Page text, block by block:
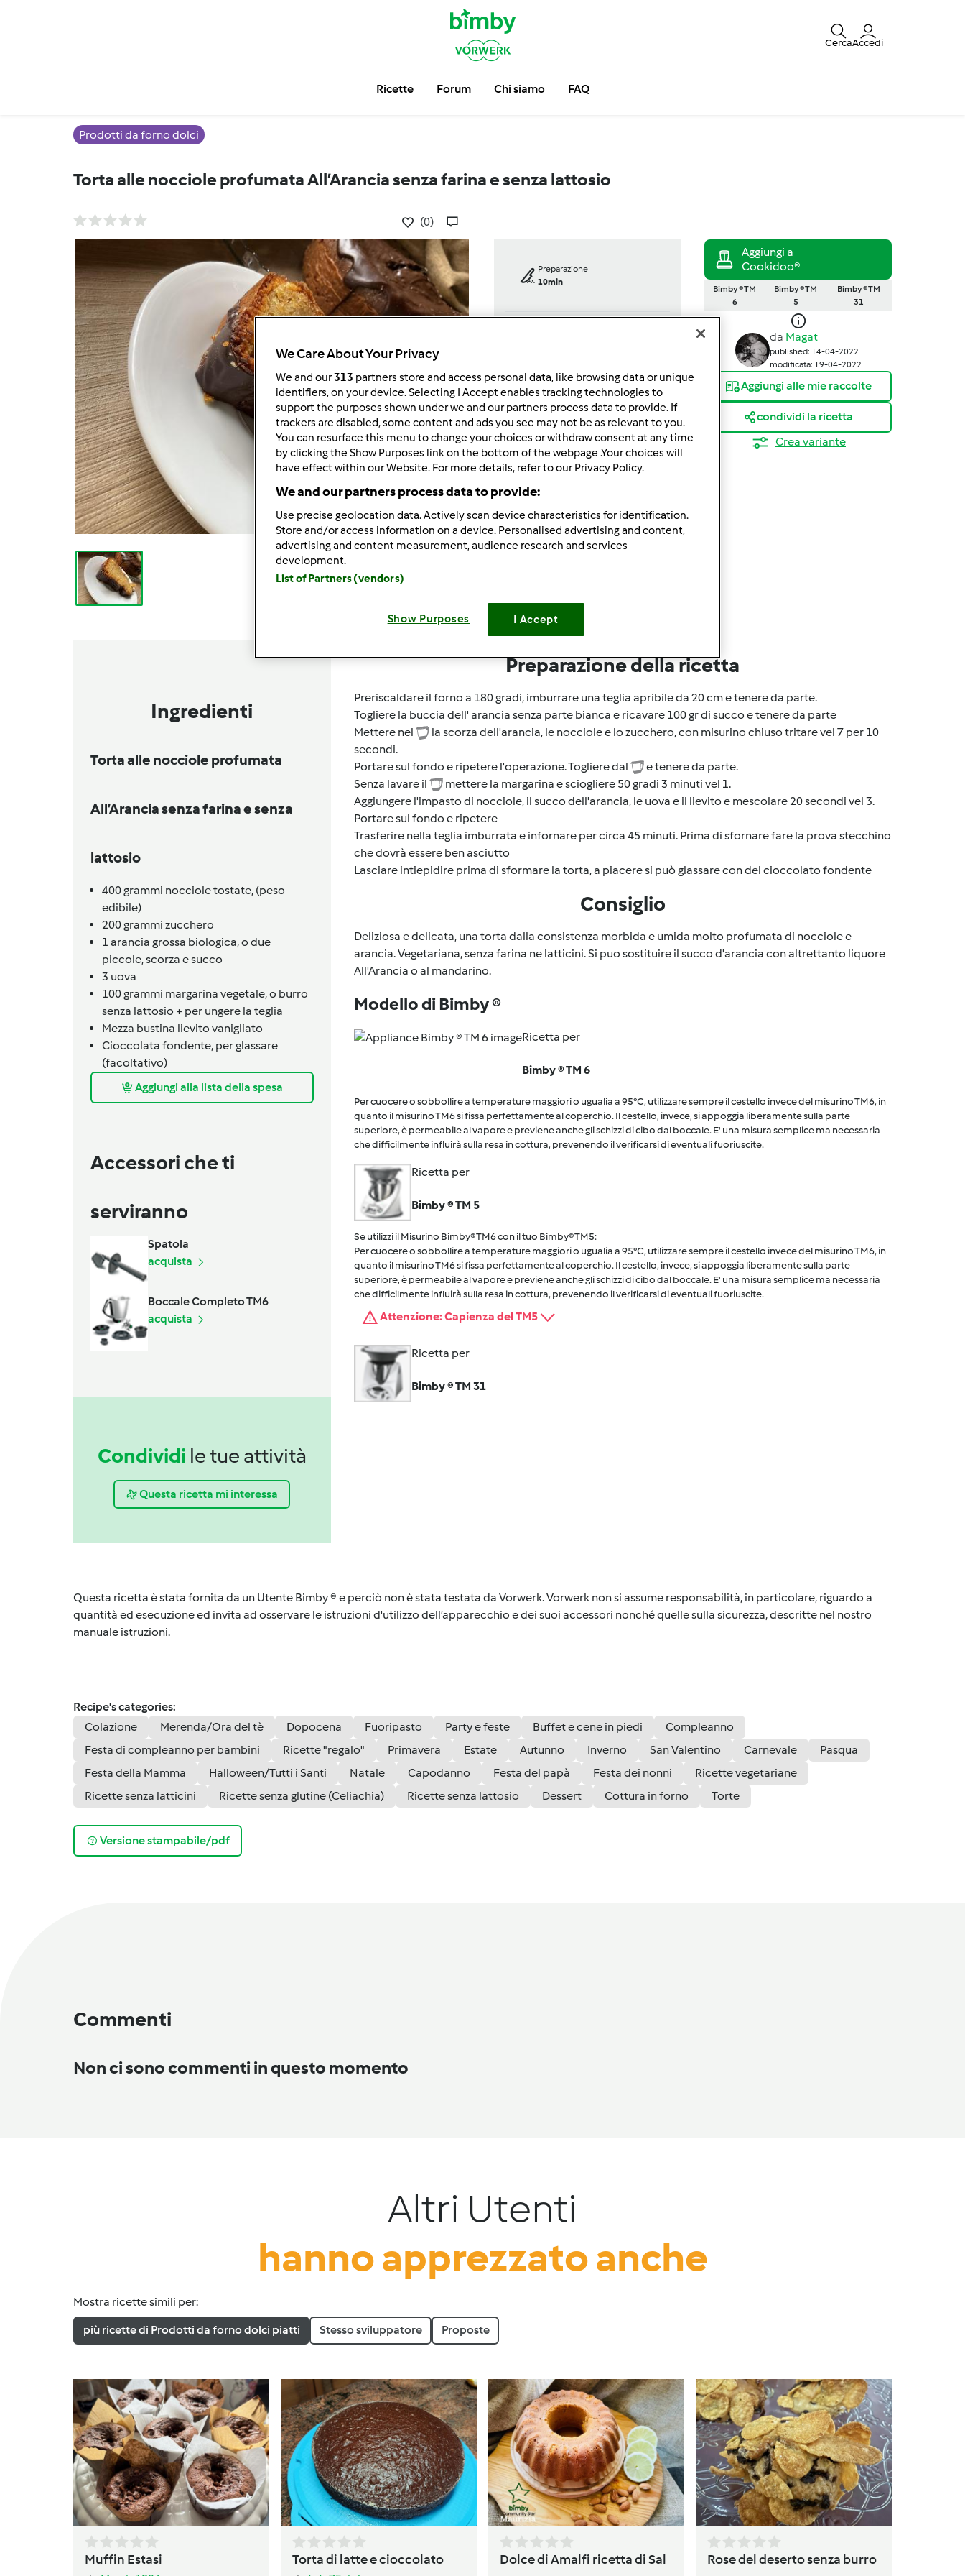
CercaAccedi
Ricette Forum Chi siamo FAQ
Prodotti da forno dolci
Torta alle nocciole profumata All’Arancia senza farina e senza lattosio
(0)
Preparazione
10min
porzione/porzioni
8 fetta/fette
Bimby ® TM
6
Bimby ® TM
5
Bimby ® TM
31
da Magat
published: 14-04-2022
modificata: 19-04-2022
Aggiungi alle mie raccolte
condividi la ricetta
Crea variante
Ingredienti
Torta alle nocciole profumata
All’Arancia senza farina e senza
lattosio
400grammi nocciole tostate, (peso
edibile)
200grammi zucchero
1 arancia grossa biologica,o due
piccole, scorza e succo
3 uova
100grammi margarina vegetale,o burro
senza lattosio + per ungere la teglia
Mezza bustina lievito vanigliato
Cioccolata fondente, per glassare
(facoltativo)
Aggiungi alla lista della spesa
Accessori che ti
serviranno
Spatola
acquista
Boccale Completo TM6
acquista
Condividi le tue attività
Questa ricetta mi interessa
Preparazione della ricetta
Preriscaldare il forno a 180 gradi, imburrare una teglia apribile da 20 cm e tenere da parte.
Togliere la buccia dell' arancia senza parte bianca e ricavare 100 gr di succo e tenere da parte
Mettere nel
la scorza dell'arancia, le nocciole e lo zucchero, con misurino chiuso tritare vel 7 per 10
secondi.
Portare sul fondo e ripetere l'operazione. Togliere dal
e tenere da parte.
Senza lavare il
mettere la margarina e sciogliere 50 gradi 3 minuti vel 1.
Aggiungere l'impasto di nocciole, il succo dell'arancia, le uova e il lievito e mescolare 20 secondi vel 3.
Portare sul fondo e ripetere
Trasferire nella teglia imburrata e infornare per circa 45 minuti. Prima di sfornare fare la prova stecchino
che dovrà essere ben asciutto
Lasciare intiepidire prima di sformare la torta, a piacere si può glassare con del cioccolato fondente
Consiglio
Deliziosa e delicata, una torta dalla consistenza morbida e umida molto profumata di nocciole e
arancia. Vegetariana, senza farina ne latticini. Si puo sostituire il succo d'arancia con altrettanto liquore
All'Arancia o al mandarino.
Modello di Bimby ®
Ricetta per
Bimby ® TM 6
Per cuocere o sobbollire a temperature maggiori o ugualia a 95°C, utilizzare sempre il cestello invece del misurino TM6, in
quanto il misurino TM6 si fissa perfettamente al coperchio. Il cestello, invece, si appoggia liberamente sulla parte
superiore, è permeabile al vapore e previene anche gli schizzi di cibo dal boccale. E' una misura semplice ma necessaria
che difficilmente influirà sulla resa in cottura, prevenendo il verificarsi di eventuali fuoriuscite.
Ricetta per
Bimby ® TM 5
Se utilizzi il Misurino Bimby® TM6 con il tuo Bimby® TM5:
Per cuocere o sobbollire a temperature maggiori o ugualia a 95°C, utilizzare sempre il cestello invece del misurino TM6, in
quanto il misurino TM6 si fissa perfettamente al coperchio. Il cestello, invece, si appoggia liberamente sulla parte
superiore, è permeabile al vapore e previene anche gli schizzi di cibo dal boccale. E' una misura semplice ma necessaria
che difficilmente influirà sulla resa in cottura, prevenendo il verificarsi di eventuali fuoriuscite.
Attenzione: Capienza del TM5
Ricetta per
Bimby ® TM 31
Questa ricetta è stata fornita da un Utente Bimby ® e perciò non è stata testata da Vorwerk. Vorwerk non si assume responsabilità, in particolare, riguardo a
quantità ed esecuzione ed invita ad osservare le istruzioni d'utilizzo dell’apparecchio e dei suoi accessori nonché quelle sulla sicurezza, descritte nel nostro
manuale istruzioni.
Recipe's categories:
Colazione
Merenda/Ora del tè Dopocena Fuoripasto Party e feste Buffet e cene in piedi
Compleanno
Festa di compleanno per bambini
Ricette "regalo" Primavera Estate Autunno Inverno San Valentino Carnevale
Pasqua
Festa della Mamma
Halloween/Tutti i Santi Natale Capodanno Festa del papà Festa dei nonni
Ricette vegetariane
Ricette senza latticini
Ricette senza glutine (Celiachia) Ricette senza lattosio Dessert Cottura in forno Torte
Versione stampabile/pdf
Commenti
Non ci sono commenti in questo momento
Altri Utenti
hanno apprezzato anche
Mostra ricette simili per:
più ricette di Prodotti da forno dolci piatti Stesso sviluppatore Proposte
Muffin Estasi Torta di latte e cioccolato
Dolce di Amalfi ricetta di Sal
Rose del deserto senza burro
We Care About Your Privacy
We and our313 partners store and access personal data, like browsing data or unique
identifiers, on your device. Selecting I Accept enables tracking technologies to
support the purposes shown under we and our partners process data to provide. If
trackers are disabled, some content and ads you see may not be as relevant to you.
You can resurface this menu to change your choices or withdraw consent at any time
by clicking the Show Purposes link on the bottom of the webpage .Your choices will
have effect within our Website. For more details, refer to our Privacy Policy.
We and our partners process data to provide:
Use precise geolocation data. Actively scan device characteristics for identification.
Store and/or access information on a device. Personalised advertising and content,
advertising and content measurement, audience research and services
development.
List of Partners (vendors)
Show Purposes I Accept